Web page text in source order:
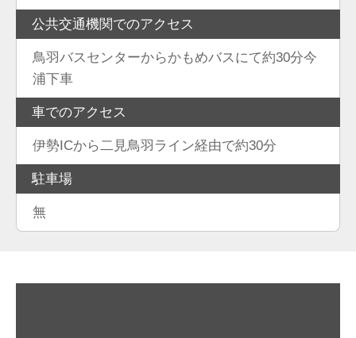
公共交通機関でのアクセス
鳥羽バスセンターからかもめバスにて約30分今
浦下車
車でのアクセス
伊勢ICから二見鳥羽ライン経由で約30分
駐車場
無